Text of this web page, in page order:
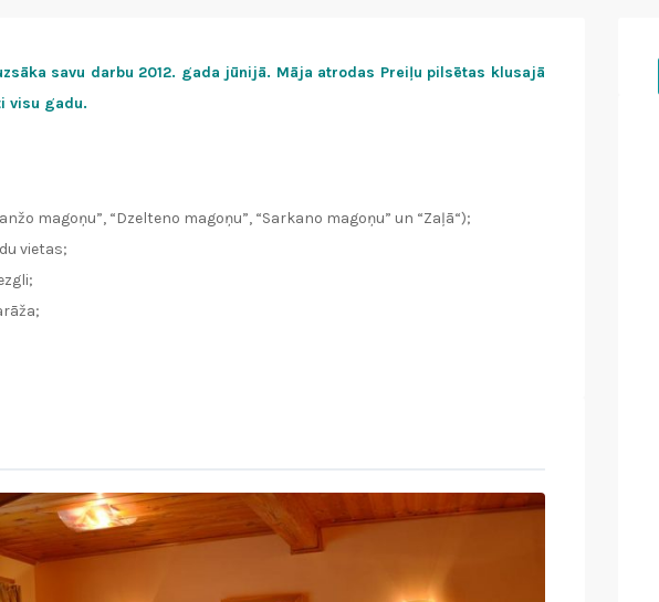
savu darbu 2012. gada jūnijā. Māja atrodas Preiļu pilsētas klusajā
visu gadu.
magoņu”, “Dzelteno magoņu”, “Sarkano magoņu” un “Zaļā“);
vietas;